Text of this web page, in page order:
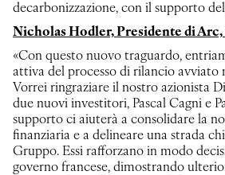
decarbonizzazione, con il supporto
Nicholas Hodler, Presidente di
«Con questo nuovo traguardo,
attiva del processo di rilancio avviato
Vorrei ringraziare il nostro azionista
due nuovi investitori, Pascal Cagni e
supporto ci aiuterà a consolidare la
finanziaria e a delineare una strada
Gruppo. Essi rafforzano in modo
governo francese, dimostrando